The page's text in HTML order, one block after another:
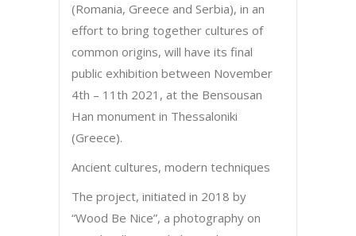
(Romania, Greece and Serbia), in an
effort to bring together cultures of
common origins, will have its final
public exhibition between November
4th – 11th 2021, at the Bensousan
Han monument in Thessaloniki
(Greece).
Ancient cultures, modern techniques
The project, initiated in 2018 by
“Wood Be Nice”, a photography on